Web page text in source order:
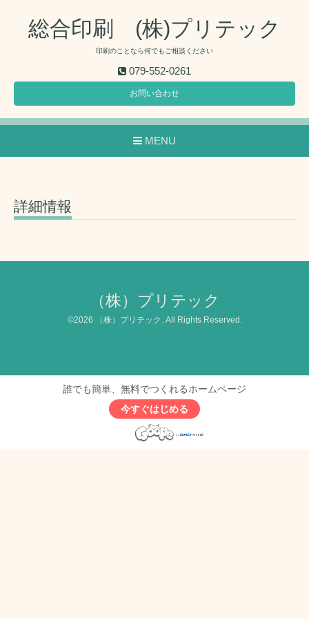
総合印刷 (株)プリテック
印刷のことなら何でもご相談ください
079-552-0261
お問い合わせ
MENU
詳細情報
（株）プリテック
©2026 （株）プリテック . All Rights Reserved.
誰でも簡単、無料でつくれるホームページ
今すぐはじめる